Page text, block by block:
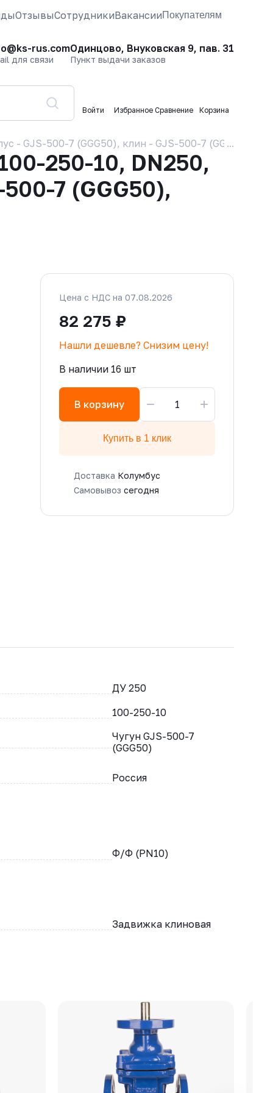
ОтзывыСотрудникиВакансииПокупателям
rus.com
для связи
Одинцово, Внуковская 9, пав. 31
Пункт выдачи заказов
Войти Избранное Сравнение Корзина
GJS-500-7 (GGG50), клин - GJS-500-7 (GGG50),
250-10, DN250,
7 (GGG50),
Цена с НДС на 07.08.2026
82 275 ₽
Нашли дешевле? Снизим цену!
В наличии 16 шт
В корзину − +
Купить в 1 клик
Доставка Колумбус
Самовывоз сегодня
ДУ 250
100-250-10
Чугун GJS-500-7
(GGG50)
Россия
Ф/Ф (PN10)
Задвижка клиновая